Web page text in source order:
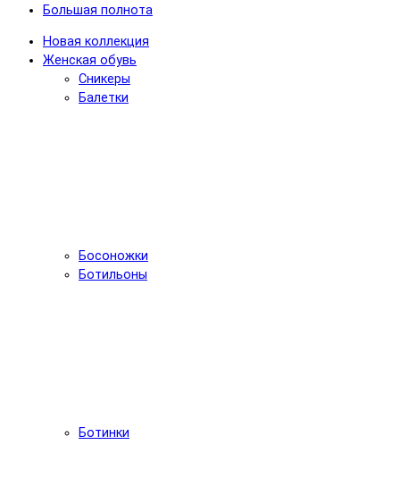
Большая полнота
Новая коллекция
Женская обувь
Сникеры
Балетки
Босоножки
Ботильоны
Ботинки